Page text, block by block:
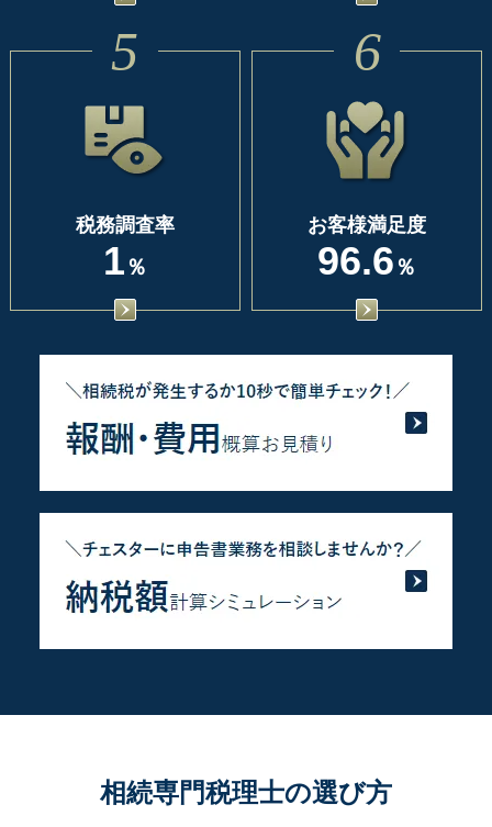
5
税務調査率
1 ％
6
お客様満足度
96.6 ％
相続専門税理士の選び方